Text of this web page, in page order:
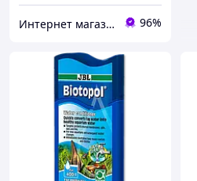
Интернет магазин "HELMON" 96%